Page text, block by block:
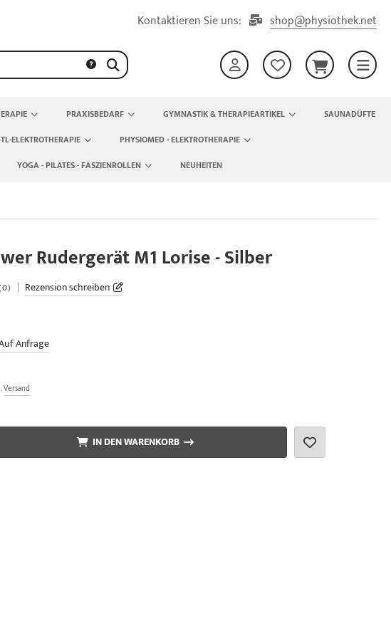
Kontaktieren Sie uns: shop@physiothek.net
PRAXISBEDARF GYMNASTIK & THERAPIEARTIKEL
SAUNADÜFTE
ELEKTROTHERAPIE
PHYSIOMED - ELEKTROTHERAPIE
YOGA - PILATES - FASZIENROLLEN NEUHEITEN
Rudergerät M1 Lorise - Silber
| Rezension schreiben
Anfrage
Versand
IN DEN WARENKORB